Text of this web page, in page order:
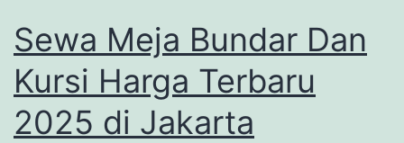
Sewa Meja Bundar Dan
Kursi Harga Terbaru
2025 di Jakarta